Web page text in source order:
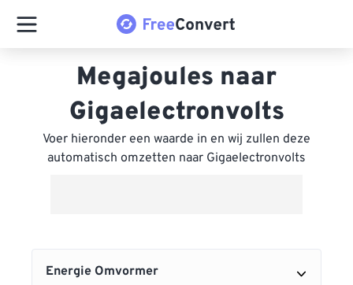
Megajoules naar
Gigaelectronvolts
Voer hieronder een waarde in en wij zullen deze
automatisch omzetten naar Gigaelectronvolts